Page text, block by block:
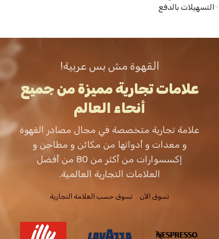
التسهيلات بالدفع
القهوة مش بس عربية!
علامات تجارية مميزة من جميع
أنحاء العالم
علامة تجارية متخصصة في مجال مصادر القهوة
و معدات و أدواتها من مكائن و مطاحن و
إكسسوارات من أكثر من 80 من أفضل
العلامات التجارية العالمية.
تسوق الاَن تسوق حسب العلامة التجارية